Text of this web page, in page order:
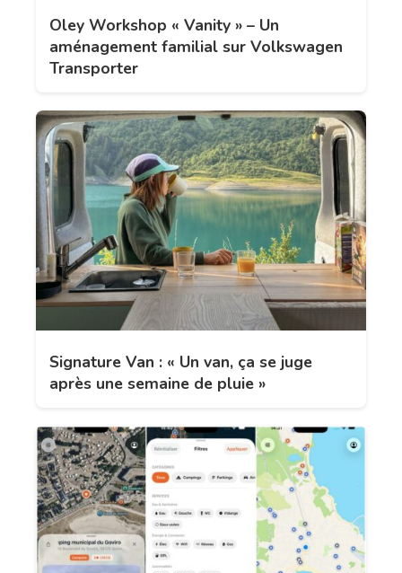
Oley Workshop « Vanity » – Un
aménagement familial sur Volkswagen
Transporter
Signature Van : « Un van, ça se juge
après une semaine de pluie »